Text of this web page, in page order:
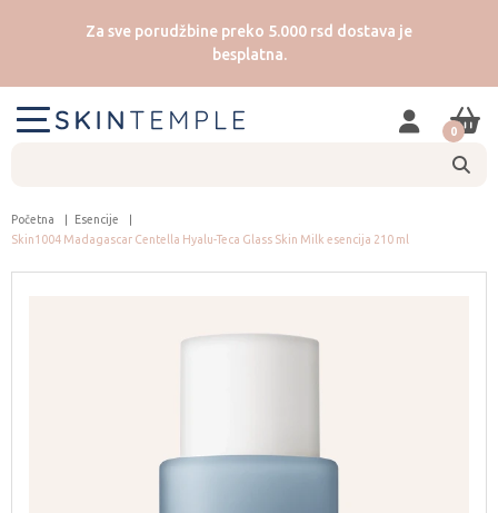
Za sve porudžbine preko 5.000 rsd dostava je
besplatna.
0
Početna
Esencije
Skin1004 Madagascar Centella Hyalu-Teca Glass Skin Milk esencija 210 ml